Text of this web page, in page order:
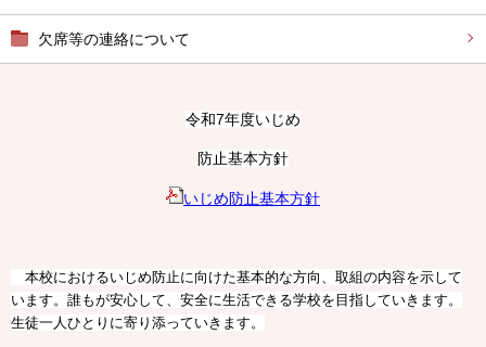
欠席等の連絡について
令和7年度いじめ
防止基本方針
いじめ防止基本方針
本校におけるいじめ防止に向けた基本的な方向、取組の内容を示して
います。誰もが安心して、安全に生活できる学校を目指していきます。
生徒一人ひとりに寄り添っていきます。